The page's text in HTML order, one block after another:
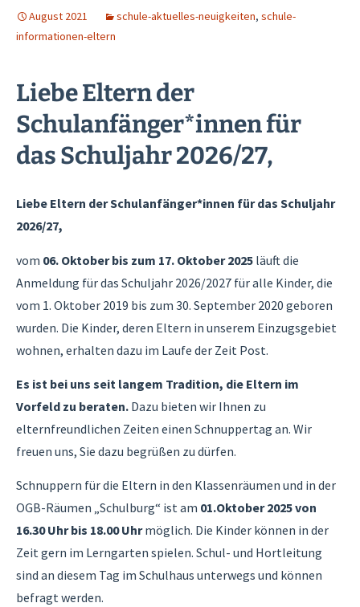
August 2021 schule-aktuelles-neuigkeiten, schule-
informationen-eltern
Liebe Eltern der
Schulanfänger*innen für
das Schuljahr 2026/27,
Liebe Eltern der Schulanfänger*innen für das Schuljahr
2026/27,
vom 06. Oktober bis zum 17. Oktober 2025 läuft die
Anmeldung für das Schuljahr 2026/2027 für alle Kinder, die
vom 1. Oktober 2019 bis zum 30. September 2020 geboren
wurden. Die Kinder, deren Eltern in unserem Einzugsgebiet
wohnen, erhalten dazu im Laufe der Zeit Post.
Es ist bei uns seit langem Tradition, die Eltern im
Vorfeld zu beraten. Dazu bieten wir Ihnen zu
elternfreundlichen Zeiten einen Schnuppertag an. Wir
freuen uns, Sie dazu begrüßen zu dürfen.
Schnuppern für die Eltern in den Klassenräumen und in der
OGB-Räumen „Schulburg“ ist am 01.Oktober 2025 von
16.30 Uhr bis 18.00 Uhrmöglich. Die Kinder können in der
Zeit gern im Lerngarten spielen. Schul- und Hortleitung
sind an diesem Tag im Schulhaus unterwegs und können
befragt werden.